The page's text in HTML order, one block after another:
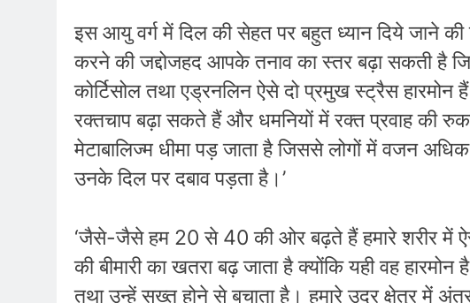
इस आयु वर्ग में दिल की सेहत पर बहुत ध्यान दिये जाने
करने की जद्दोजहद आपके तनाव का स्तर बढ़ा सकती है
कोर्टिसोल तथा एड्रनलिन ऐसे दो प्रमुख स्ट्रैस
रक्तचाप बढ़ा सकते हैं और धमनियों में रक्त प्रवाह की
मेटाबालिज्म धीमा पड़ जाता है जिससे लोगों में वजन
उनके दिल पर दबाव पड़ता है।’
‘जैसे-जैसे हम 20 से 40 की ओर बढ़ते हैं हमारे शरीर में
की बीमारी का खतरा बढ़ जाता है क्योंकि यही वह
तथा उन्हें सख्त होने से बचाता है। हमारे उदर क्षेत्र में